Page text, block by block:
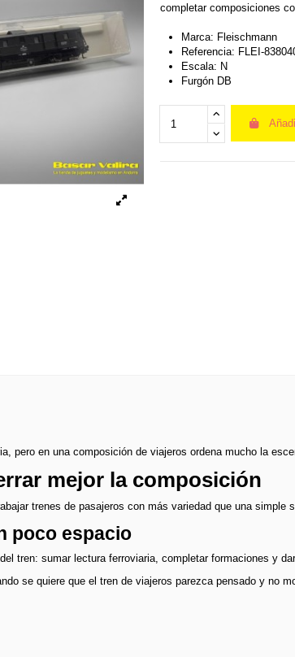
completar composiciones
Marca: Fleischmann
Referencia: FLEI-
Escala: N
Furgón DB
pero en una composición de viajeros ordena mucho la
mejor la composición
trenes de pasajeros con más variedad que una
poco espacio
tren: sumar lectura ferroviaria, completar formaciones y
se quiere que el tren de viajeros parezca pensado y no